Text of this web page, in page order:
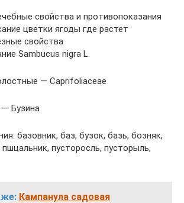
свойства и противопоказания
цветки ягоды где растет
свойства
Sambucus nigra L.
— Caprifoliaceae
— Бузина
базовник, баз, бузок, базь, бозняк,
пусторосль, пусторыль,
Кампанула садовая